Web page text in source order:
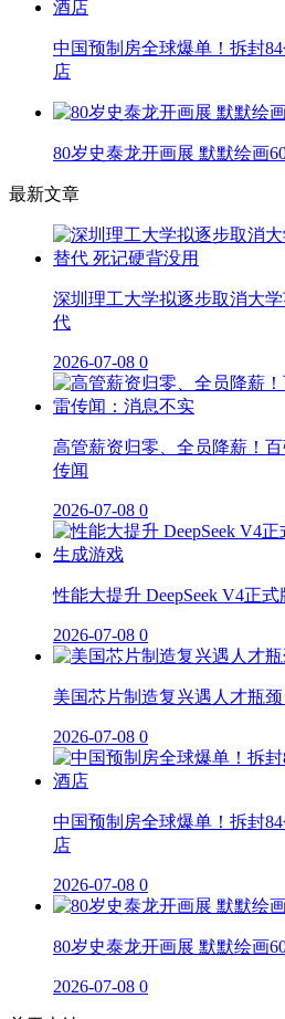
中国预制房全球爆单！拆封
店
80岁史泰龙开画展 默默绘画
最新文章
深圳理工大学拟逐步取消大
代
2026-07-08 0
高管薪资归零、全员降薪！
传闻
2026-07-08 0
性能大提升 DeepSeek V4正
2026-07-08 0
美国芯片制造复兴遇人才瓶
2026-07-08 0
中国预制房全球爆单！拆封
店
2026-07-08 0
80岁史泰龙开画展 默默绘画
2026-07-08 0